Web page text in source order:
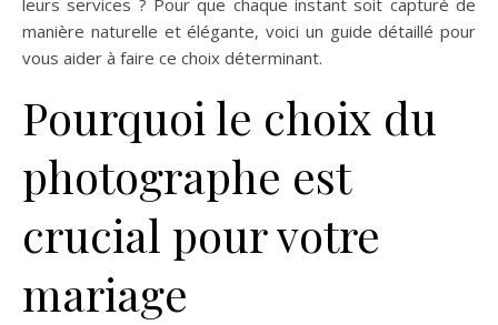
leurs services ? Pour que chaque instant soit capturé de
manière naturelle et élégante, voici un guide détaillé pour
vous aider à faire ce choix déterminant.
Pourquoi le choix du
photographe est
crucial pour votre
mariage